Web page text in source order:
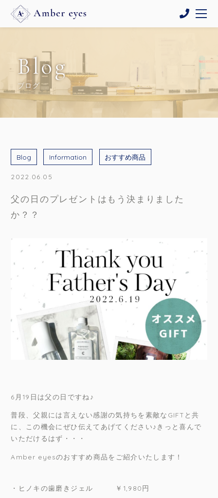
Blog
ブログ
Blog Information おすすめ商品
2022.06.05
父の日のプレゼントはもう決まりました
か？？
6月19日は父の日ですね♪
普段、父親には言えない感謝の気持ちを素敵なGIFTと共
に、この機会にぜひ伝えてあげてください♪きっと喜んで
いただけるはず・・・
Amber eyesのおすすめ商品をご紹介いたします！
・ヒノキの歯磨きジェル ￥1,980円